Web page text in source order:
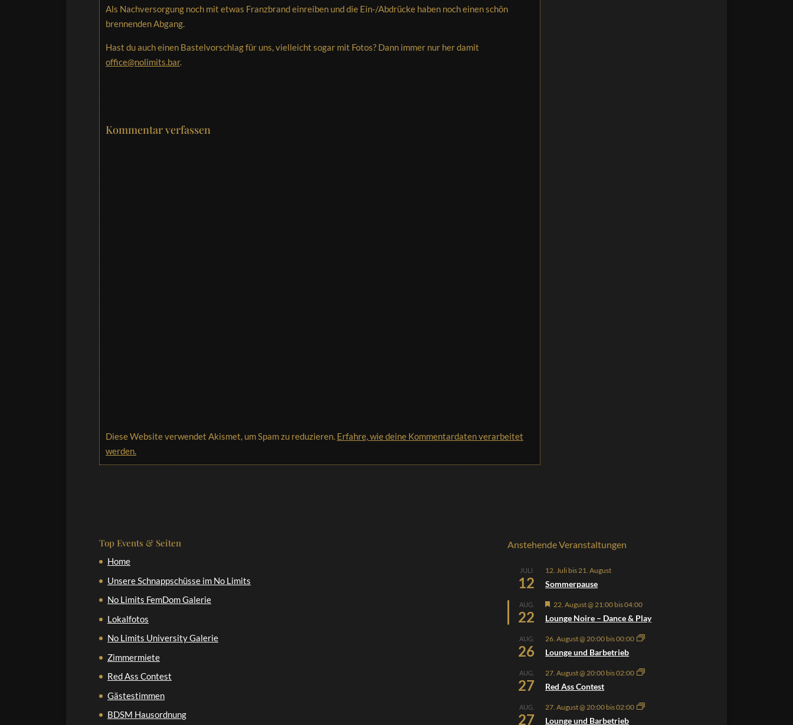
Als Nachversorgung noch mit etwas Franzbrand einreiben und die Ein-/Abdrücke haben noch einen schön
brennenden Abgang.
Hast du auch einen Bastelvorschlag für uns, vielleicht sogar mit Fotos? Dann immer nur her damit
office@nolimits.bar.
Kommentar verfassen
Diese Website verwendet Akismet, um Spam zu reduzieren. Erfahre, wie deine Kommentardaten verarbeitet
werden.
Top Events & Seiten
Home
Unsere Schnappschüsse im No Limits
No Limits FemDom Galerie
Lokalfotos
No Limits University Galerie
Zimmermiete
Red Ass Contest
Gästestimmen
BDSM Hausordnung
Anstehende Veranstaltungen
JULI
12
12. Juli bis21. August
Sommerpause
AUG.
22
Hervorgehoben
22. August @ 21:00 bis04:00
Lounge Noire – Dance & Play
AUG.
26
26. August @ 20:00 bis00:00
Lounge und Barbetrieb
AUG.
27
27. August @ 20:00 bis02:00
Red Ass Contest
AUG.
27
27. August @ 20:00 bis02:00
Lounge und Barbetrieb